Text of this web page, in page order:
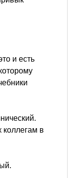
и есть
коллегам в